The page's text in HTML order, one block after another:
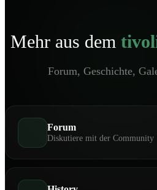
Mehr aus dem
Forum, Geschichte,
Forum
Diskutiere mit der Community